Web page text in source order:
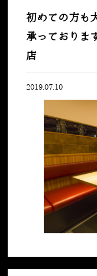
初めての方も
承っておりま
店
2019.07.10